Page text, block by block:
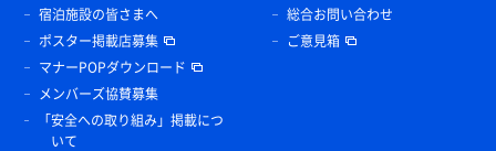
宿泊施設の皆さまへ
ポスター掲載店募集
マナーPOPダウンロード
メンバーズ協賛募集
「安全への取り組み」掲載につ
いて
総合お問い合わせ
ご意見箱